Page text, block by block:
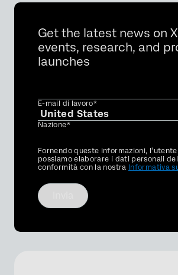
Get the latest news on
events, research, and
launches
E-mail di lavoro*
Nazione*
Privacy
Optin
Fornendo queste informazioni,
possiamo elaborare i dati personali
conformità con la nostra Informativa